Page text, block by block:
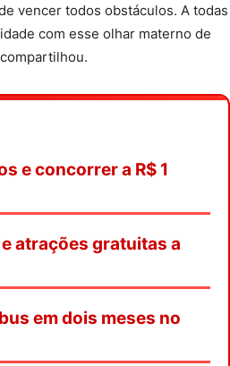
vencer todos obstáculos. A todas
com esse olhar materno de
e concorrer a R$ 1
atrações gratuitas a
em dois meses no